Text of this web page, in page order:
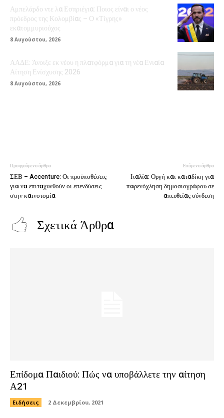
Αμπελάρδο ντε λα Εσπριέγια: Ποιος είναι ο νέος
πρόεδρος της Κολομβίας – Ο «Τίγρης»
εκατομμυριούχος
8 Αυγούστου, 2026
ΑΑΔΕ: Άνοιξε εκ νέου η πλατφόρμα για τη νέα Ενιαία
Αίτηση Ενίσχυσης 2026
8 Αυγούστου, 2026
Προηγούμενο άρθρο
ΣΕΒ – Accenture: Οι προϋποθέσεις
για να επιταχυνθούν οι επενδύσεις
στην καινοτομία
Επόμενο άρθρο
Ιταλία: Οργή και καταδίκη για
παρενόχληση δημοσιογράφου σε
απευθείας σύνδεση
Σχετικά Άρθρα
Επίδομα Παιδιού: Πώς να υποβάλλετε την αίτηση
Α21
Ειδήσεις 2 Δεκεμβρίου, 2021